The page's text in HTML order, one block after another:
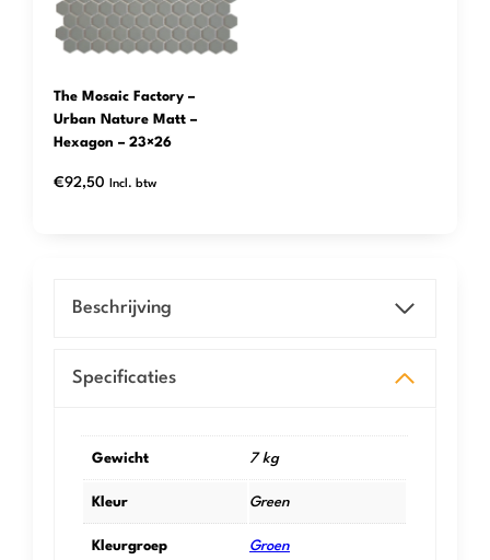
The Mosaic Factory –
Urban Nature Matt –
Hexagon – 23×26
€92,50 Incl. btw
Beschrijving
Specificaties
Gewicht 7 kg
Kleur Green
Kleurgroep Groen